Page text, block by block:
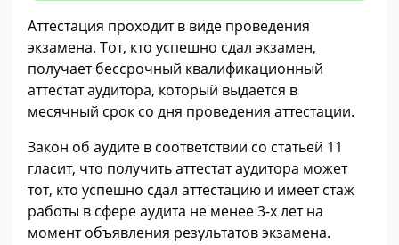
Аттестация проходит в виде проведения
экзамена. Тот, кто успешно сдал экзамен,
получает бессрочный квалификационный
аттестат аудитора, который выдается в
месячный срок со дня проведения аттестации.
Закон об аудите в соответствии со статьей 11
гласит, что получить аттестат аудитора может
тот, кто успешно сдал аттестацию и имеет стаж
работы в сфере аудита не менее 3-х лет на
момент объявления результатов экзамена.